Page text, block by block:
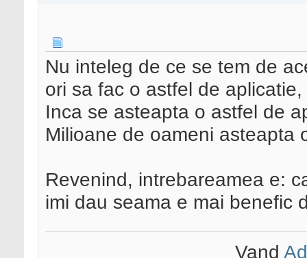
Nu inteleg de ce se tem de
ori sa fac o astfel de
Inca se asteapta o astfel de
Milioane de oameni asteapta
Revenind, intrebareamea e:
imi dau seama e mai benefic
Vand